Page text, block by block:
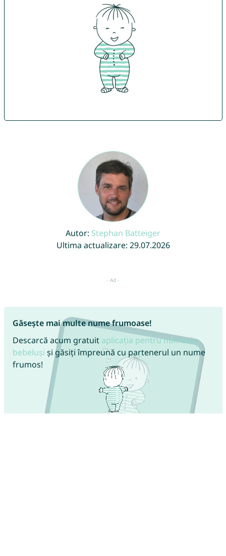
Autor: Stephan Batteiger
Ultima actualizare: 29.07.2026
Găsește mai multe nume frumoase!
Descarcă acum gratuit aplicația pentru nume de
bebeluși și găsiți împreună cu partenerul un nume
frumos!